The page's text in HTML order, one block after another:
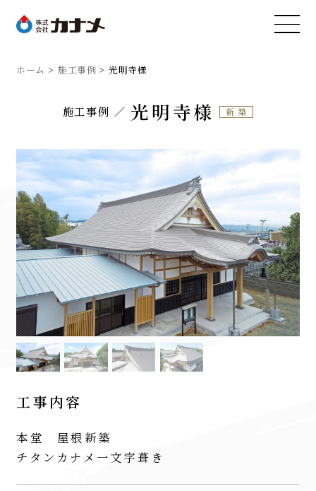
ホーム 施工事例 光明寺様
施工事例 光明寺様 新築
工事内容
本堂 屋根新築
チタンカナメ一文字葺き